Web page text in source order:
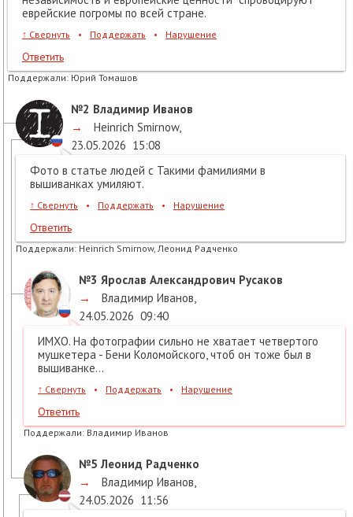
еврейские погромы по всей стране.
↑ Свернуть • Поддержать • Нарушение
Ответить
Поддержали: Юрий Томашов
№2 Владимир Иванов
→
Heinrich Smirnow,
23.05.2026 15:08
Фото в статье людей с Такими фамилиями в
вышиванках умиляют.
↑ Свернуть • Поддержать • Нарушение
Ответить
Поддержали: Heinrich Smirnow, Леонид Радченко
№3 Ярослав Александрович Русаков
→
Владимир Иванов,
24.05.2026 09:40
ИМХО. На фотографии сильно не хватает четвертого
мушкетера - Бени Коломойского, чтоб он тоже был в
вышиванке...
↑ Свернуть • Поддержать • Нарушение
Ответить
Поддержали: Владимир Иванов
№5 Леонид Радченко
→
Владимир Иванов,
24.05.2026 11:56